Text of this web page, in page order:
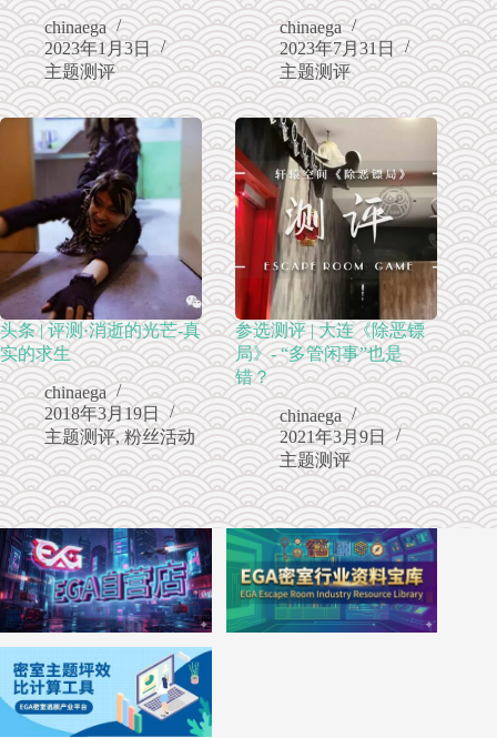
chinaega
2023年1月3日
主题测评
chinaega
2023年7月31日
主题测评
头条 | 评测·消逝的光芒-真
实的求生
chinaega
2018年3月19日
主题测评,粉丝活动
参选测评 | 大连《除恶镖
局》- “多管闲事”也是
错？
chinaega
2021年3月9日
主题测评